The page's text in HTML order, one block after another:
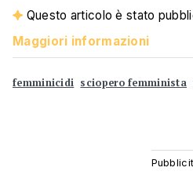
Questo articolo è stato
Maggiori informazioni
femminicidi sciopero femminista